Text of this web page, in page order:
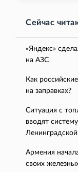
Сейчас
«Яндекс»
на АЗС
Как
на заправках?
Ситуация с
вводят
Армения
своих